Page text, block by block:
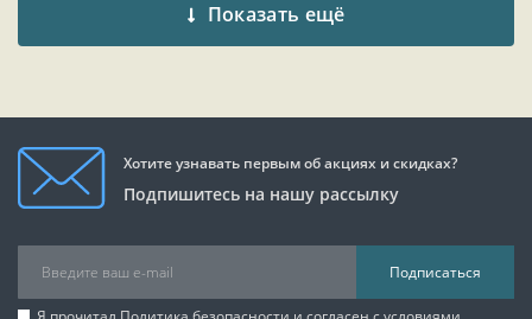
Показать ещё
Хотите узнавать первым об акциях и скидках?
Подпишитесь на нашу рассылку
Подписаться